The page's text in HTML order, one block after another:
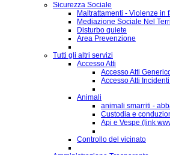
Sicurezza Sociale
Maltrattamenti - Violenze in
Mediazione Sociale Nel
Disturbo quiete
Area Prevenzione
Tutti gli altri servizi
Accesso Atti
Accesso Atti
Accesso Atti
Animali
animali smarriti -
Custodia e
Api e Vespe (link
Controllo del vicinato